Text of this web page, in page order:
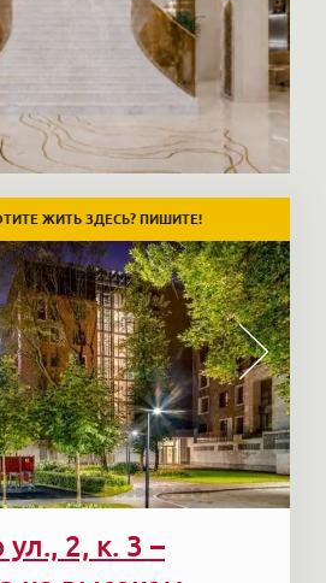
ЖИТЬ ЗДЕСЬ? ПИШИТЕ!
2, к. 3 –